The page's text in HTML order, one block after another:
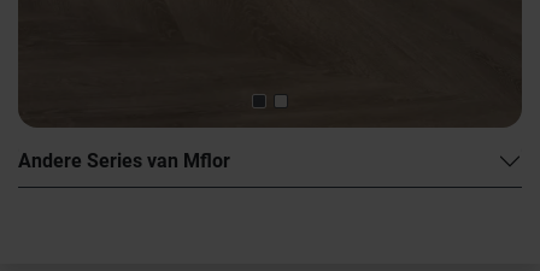
Andere Series van Mflor